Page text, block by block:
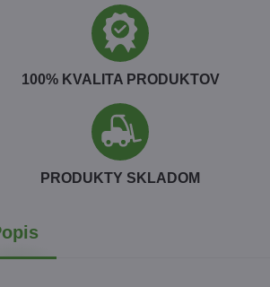
100% KVALITA PRODUKTOV
PRODUKTY SKLADOM